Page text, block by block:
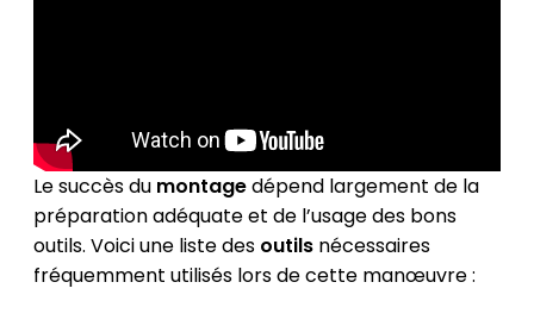
Le succès du montagedépend largement de la
préparation adéquate et de l’usage des bons
outils. Voici une liste des outilsnécessaires
fréquemment utilisés lors de cette manœuvre :